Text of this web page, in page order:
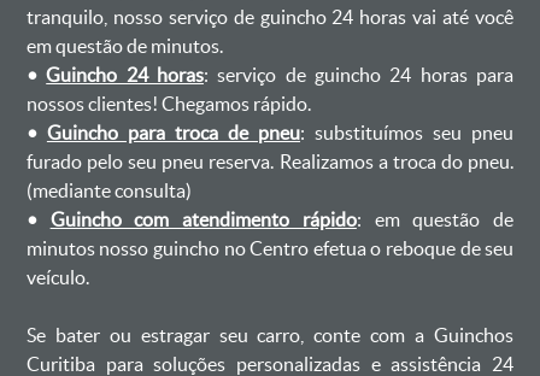
tranquilo, nosso serviço de guincho 24 horas vai até você
em questão de minutos.
•Guincho 24 horas: serviço de guincho 24 horas para
nossos clientes! Chegamos rápido.
• Guincho para troca de pneu: substituímos seu pneu
furado pelo seu pneu reserva. Realizamos a troca do pneu.
(mediante consulta)
• Guincho com atendimento rápido: em questão de
minutos nosso guincho no Centro efetua o reboque de seu
veículo.
Se bater ou estragar seu carro, conte com a Guinchos
Curitiba para soluções personalizadas e assistência 24